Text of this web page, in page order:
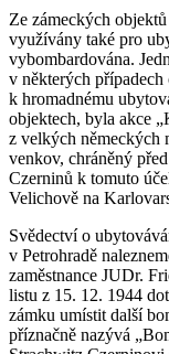
Ze zámeckých
využívány také pro
vybombardována.
v některých
k hromadnému
objektech, byla akce
z velkých německých
venkov, chráněný
Czerninů k tomuto
Velichově na
Svědectví o
v Petrohradě
zaměstnance JUDr.
listu z 15. 12. 1944
zámku umístit další
příznačně nazývá